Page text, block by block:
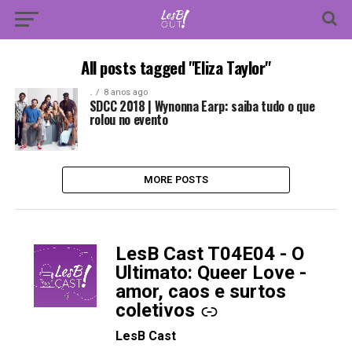
All posts tagged "Eliza Taylor"
. 8 anos ago
SDCC 2018 | Wynonna Earp: saiba tudo o que
rolou no evento
MORE POSTS
LesB Cast T04E04 - O
Ultimato: Queer Love -
amor, caos e surtos
coletivos
-
LesB Cast